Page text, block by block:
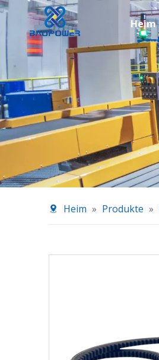
Heim
Heim » Produkte »